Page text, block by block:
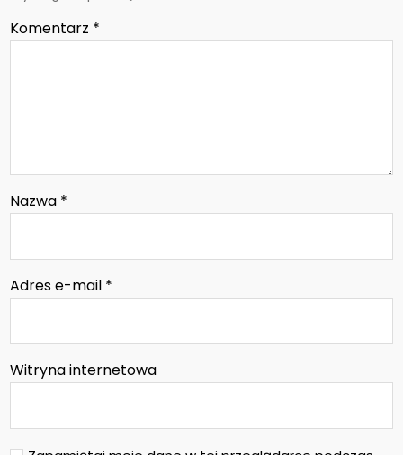
Komentarz *
Nazwa *
Adres e-mail *
Witryna internetowa